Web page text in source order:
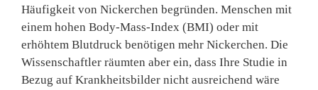
Häufigkeit von Nickerchen begründen. Menschen mit
einem hohen Body-Mass-Index (BMI) oder mit
erhöhtem Blutdruck benötigen mehr Nickerchen. Die
Wissenschaftler räumten aber ein, dass Ihre Studie in
Bezug auf Krankheitsbilder nicht ausreichend wäre